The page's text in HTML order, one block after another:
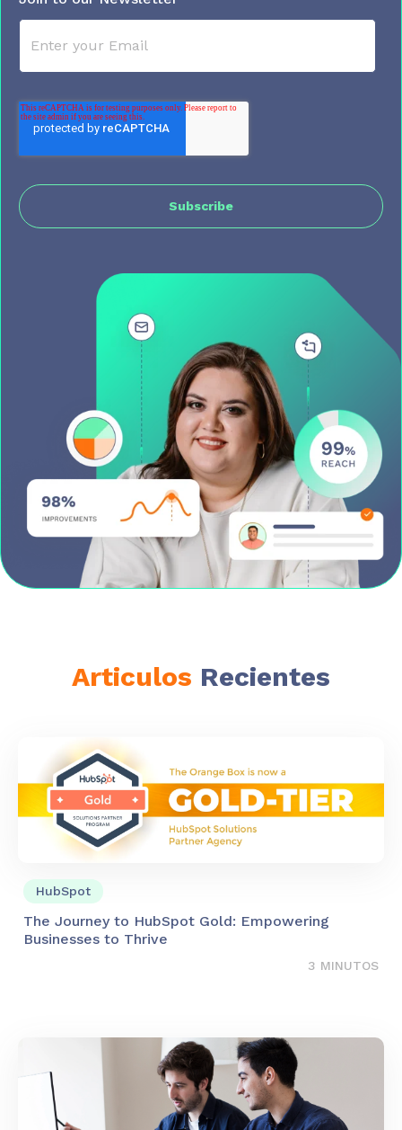
Articulos Recientes
HubSpot
The Journey to HubSpot Gold: Empowering
Businesses to Thrive
3 MINUTOS